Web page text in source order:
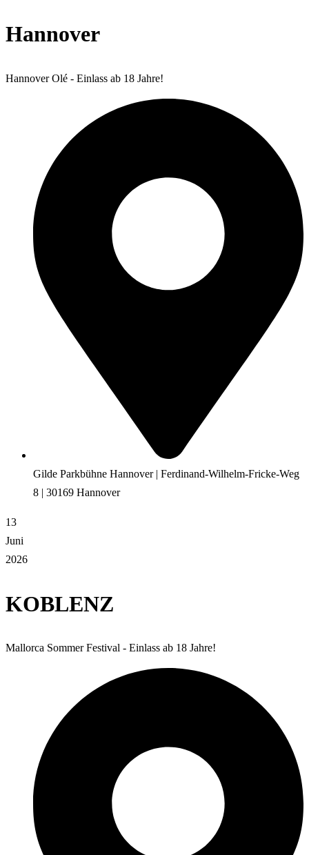
Hannover
Hannover Olé - Einlass ab 18 Jahre!
Gilde Parkbühne Hannover | Ferdinand-Wilhelm-Fricke-Weg
8 | 30169 Hannover
13
Juni
2026
KOBLENZ
Mallorca Sommer Festival - Einlass ab 18 Jahre!